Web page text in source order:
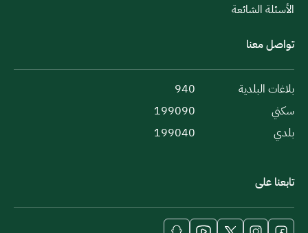
الأسئلة الشائعة
تواصل معنا
بلاغات البلدية
940
سكني
199090
بلدي
199040
تابعنا على